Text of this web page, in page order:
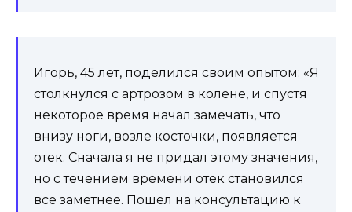
Игорь, 45 лет, поделился своим опытом: «Я
столкнулся с артрозом в колене, и спустя
некоторое время начал замечать, что
внизу ноги, возле косточки, появляется
отек. Сначала я не придал этому значения,
но с течением времени отек становился
все заметнее. Пошел на консультацию к